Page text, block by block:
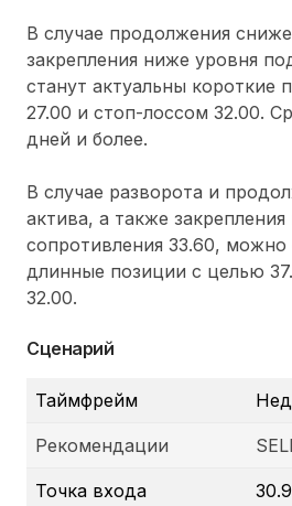
В случае продолжения
закрепления ниже уровня
станут актуальны короткие
27.00 и стоп-лоссом 32.00.
дней и более.
В случае разворота и
актива, а также
сопротивления 33.60, можно
длинные позиции с целью
32.00.
Сценарий
Таймфрейм
Рекомендации
Точка входа